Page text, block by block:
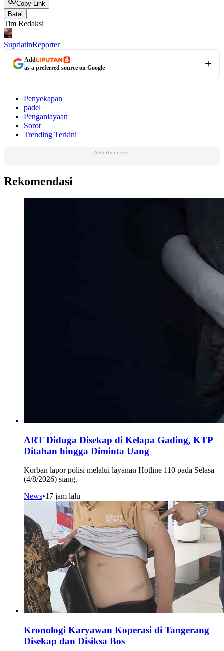
Copy Link
Batal
Tim Redaksi
SupriatinReporter
Add
as a preferred source on Google
Penyekapan
padel
Penganiayaan
Sorot
Trending Terkini
Advertisement
Rekomendasi
ART Diduga Disekap di Kelapa Gading, KTP
Ditahan hingga Diminta Uang
Korban lapor polisi melalui layanan Hotline 110 pada Selasa
(4/8/2026) siang.
News•17 jam lalu
Kronologi Karyawan Koperasi di Tangerang
Disekap dan Disiksa Bos